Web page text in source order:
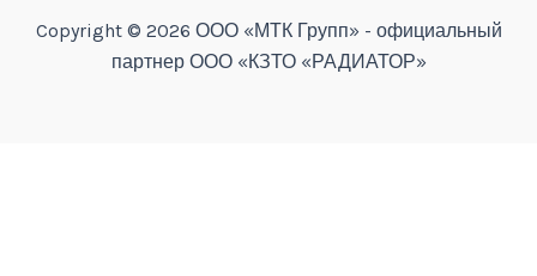
Copyright © 2026 ООО «МТК Групп» - официальный
партнер ООО «КЗТО «РАДИАТОР»